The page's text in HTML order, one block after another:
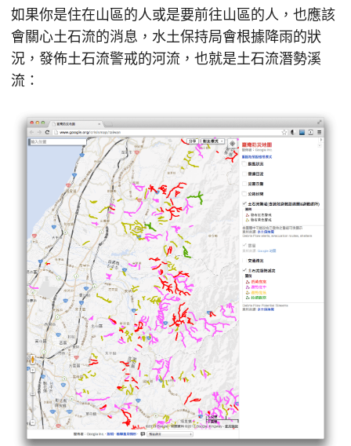
如果你是住在山區的人或是要前往山區的人，也應該
會關心土石流的消息，水土保持局會根據降雨的狀
況，發佈土石流警戒的河流，也就是土石流潛勢溪
流：